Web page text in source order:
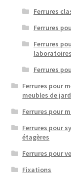
Ferrures
Ferrures
Ferrures
Ferrures
Ferrures pour
meubles de
Ferrures pour
Ferrures pour
étagères
Ferrures pour
Fixations